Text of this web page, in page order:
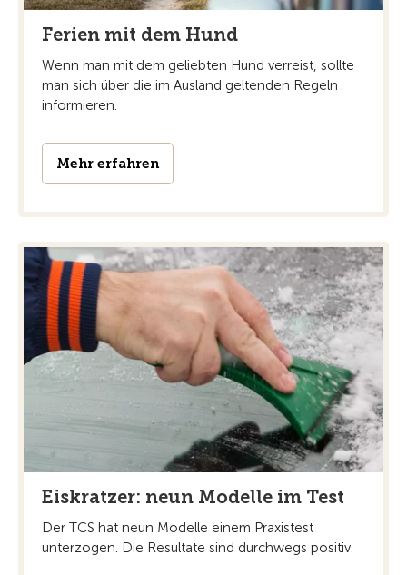
Ferien mit dem Hund
Wenn man mit dem geliebten Hund verreist, sollte
man sich über die im Ausland geltenden Regeln
informieren.
Mehr erfahren
Eiskratzer: neun Modelle im Test
Der TCS hat neun Modelle einem Praxistest
unterzogen. Die Resultate sind durchwegs positiv.